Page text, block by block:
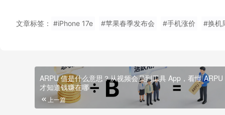
文章标签： #iPhone 17e #苹果春季发布会 #手机涨价 #换机
ARPU 值是什么意思？从视频会员到工具 App，看懂 ARPU
才知道钱赚在哪
上一篇